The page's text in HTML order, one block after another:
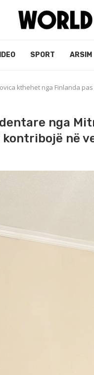
SPORT ARSIM
kthehet nga Finlanda
nga
në